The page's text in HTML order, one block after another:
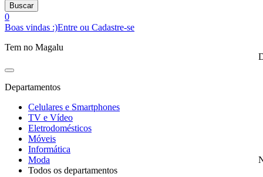
Buscar
0
Boas vindas :)Entre ou Cadastre-se
Tem no Magalu
Departamentos
Celulares e Smartphones
TV e Vídeo
Eletrodomésticos
Móveis
Informática
Moda
Todos os departamentos